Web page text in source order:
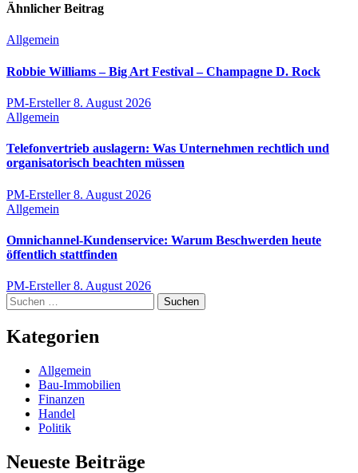
Ähnlicher Beitrag
Allgemein
Robbie Williams – Big Art Festival – Champagne D. Rock
PM-Ersteller8. August 2026
Allgemein
Telefonvertrieb auslagern: Was Unternehmen rechtlich und
organisatorisch beachten müssen
PM-Ersteller8. August 2026
Allgemein
Omnichannel-Kundenservice: Warum Beschwerden heute
öffentlich stattfinden
PM-Ersteller8. August 2026
Suchen
nach:
Kategorien
Allgemein
Bau-Immobilien
Finanzen
Handel
Politik
Neueste Beiträge